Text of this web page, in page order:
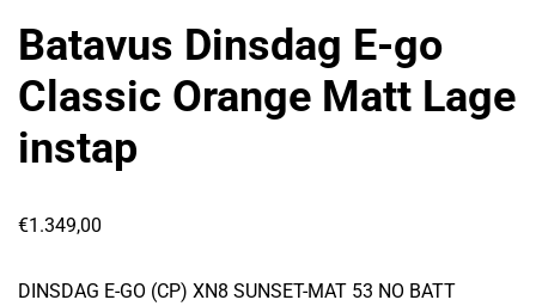
Batavus Dinsdag E-go
Classic Orange Matt Lage
instap
€1.349,00
DINSDAG E-GO (CP) XN8 SUNSET-MAT 53 NO BATT